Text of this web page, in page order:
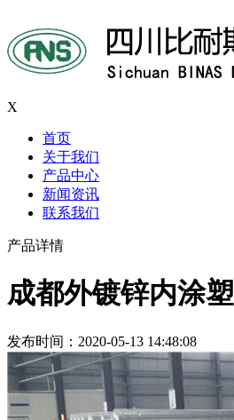
X
首页
关于我们
产品中心
新闻资讯
联系我们
产品详情
成都外镀锌内涂塑
发布时间：2020-05-13 14:48:08